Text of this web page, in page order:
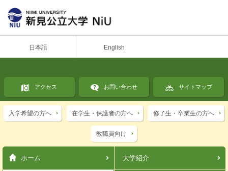
日本語 English
アクセス お問い合わせ サイトマップ
入学希望の方へ 在学生・保護者の方へ 修了生・卒業生の方へ
教職員向け
ホーム 大学紹介